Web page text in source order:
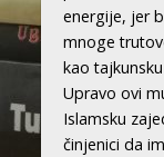
energije, jer
mnoge
kao
Upravo ovi
Islamsku
činjenici da